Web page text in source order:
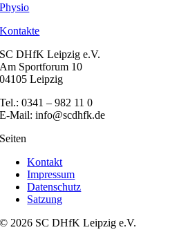
Physio
Kontakte
SC DHfK Leipzig e.V.
Am Sportforum 10
04105 Leipzig
Tel.: 0341 – 982 11 0
E-Mail: info@scdhfk.de
Seiten
Kontakt
Impressum
Datenschutz
Satzung
© 2026 SC DHfK Leipzig e.V.